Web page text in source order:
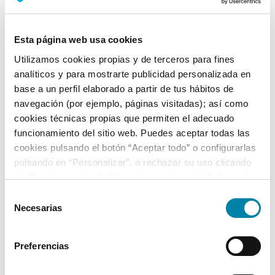
Esta página web usa cookies
Utilizamos cookies propias y de terceros para fines
analíticos y para mostrarte publicidad personalizada en
base a un perfil elaborado a partir de tus hábitos de
navegación (por ejemplo, páginas visitadas); así como
cookies técnicas propias que permiten el adecuado
funcionamiento del sitio web. Puedes aceptar todas las
cookies pulsando el botón “Aceptar todo” o configurarlas
pulsando en “Personalizar”, o rechazar su uso clicando
en “Rechazar todas”. Más información en laPolítica de
Necesarias
Preferencias
Equipamiento*
Ficha técnica
Exterior
Interior
Seguridad
Multimedia